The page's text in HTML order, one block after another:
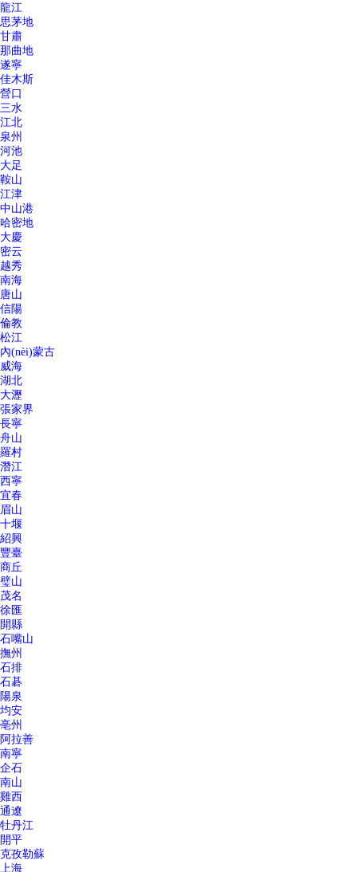
龍江
思茅地
甘肅
那曲地
遂寧
佳木斯
營口
三水
江北
泉州
河池
大足
鞍山
江津
中山港
哈密地
大慶
密云
越秀
南海
唐山
信陽
倫教
松江
內(nèi)蒙古
威海
湖北
大瀝
張家界
長寧
舟山
羅村
潛江
西寧
宜春
眉山
十堰
紹興
豐臺
商丘
璧山
茂名
徐匯
開縣
石嘴山
撫州
石排
石碁
陽泉
均安
亳州
阿拉善
南寧
企石
南山
雞西
通遼
牡丹江
開平
克孜勒蘇
上海